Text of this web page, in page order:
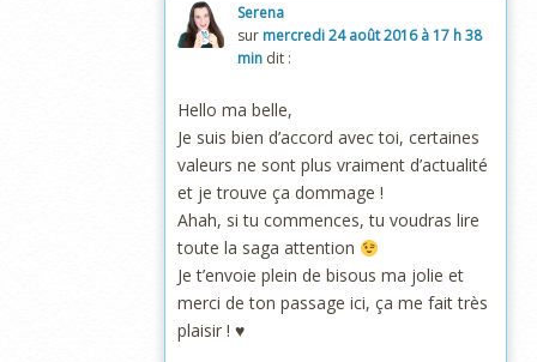
Serena
sur mercredi 24 août 2016 à 17 h 38
min dit :
Hello ma belle,
Je suis bien d’accord avec toi, certaines
valeurs ne sont plus vraiment d’actualité
et je trouve ça dommage !
Ahah, si tu commences, tu voudras lire
toute la saga attention
Je t’envoie plein de bisous ma jolie et
merci de ton passage ici, ça me fait très
plaisir ! ♥